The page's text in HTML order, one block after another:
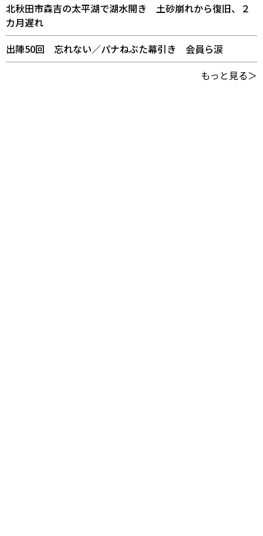
北秋田市森吉の太平湖で湖水開き 土砂崩れから復旧、２
カ月遅れ
出陣50回 忘れない／パナねぶた幕引き 会員ら涙
もっと見る＞